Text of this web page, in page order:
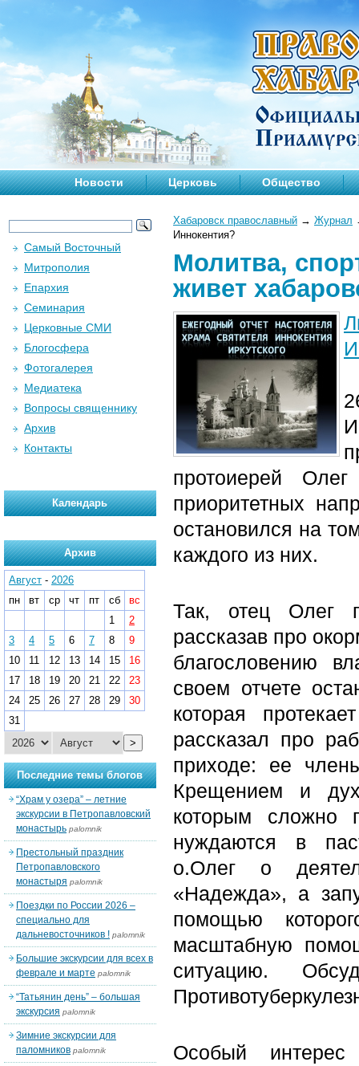
Новости Церковь Общество
Хабаровск православный → Журнал
Иннокентия?
Молитва,
живет
протоиерей
приоритетных
остановился на
каждого из них.
Так, отец Олег
рассказав про
благословению
своем отчете
которая
рассказал про
приходе: ее
Крещением и
которым сложно
нуждаются в
о.Олег о
«Надежда», а
помощью
масштабную
ситуацию.
Особый
Самый Восточный
Митрополия
Епархия
Семинария
Церковные СМИ
Блогосфера
Фотогалерея
Медиатека
Вопросы священнику
Архив
Контакты
Календарь
Архив
Август - 2026
пн
вт ср чт пт сб
вс
1
2
3
4 5 6 7 8
9
10
11 12 13 14 15
16
17
18 19 20 21 22
23
24
25 26 27 28 29
30
31
>
Последние темы блогов
“Храм у озера” – летние
экскурсии в Петропавловский
монастырь palomnik
Престольный праздник
Петропавловского
монастыря palomnik
Поездки по России 2026 –
специально для
дальневосточников ! palomnik
Большие экскурсии для всех в
феврале и марте palomnik
“Татьянин день” – большая
экскурсия palomnik
Зимние экскурсии для
паломников palomnik